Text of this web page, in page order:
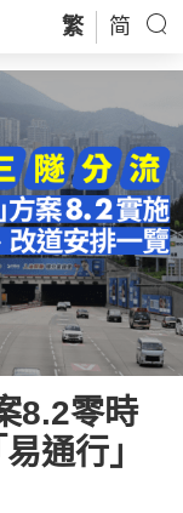
繁 简
8.2零時
通行」